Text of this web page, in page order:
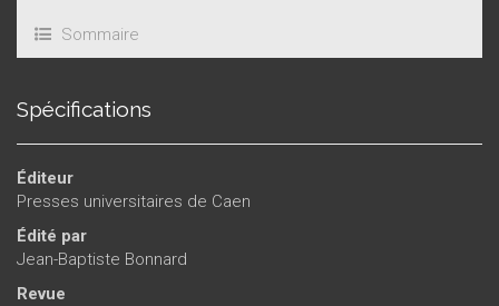
Sommaire
Spécifications
Éditeur
Presses universitaires de Caen
Édité par
Jean-Baptiste Bonnard
Revue